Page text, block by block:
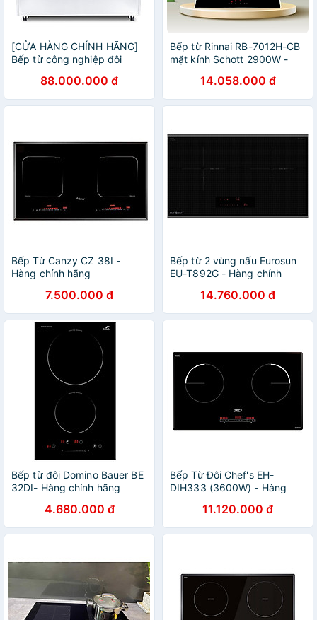
[CỬA HÀNG CHÍNH HÃNG]
Bếp từ công nghiệp đôi
88.000.000 đ
Bếp từ Rinnai RB-7012H-CB
mặt kính Schott 2900W -
14.058.000 đ
Bếp Từ Canzy CZ 38I -
Hàng chính hãng
7.500.000 đ
Bếp từ 2 vùng nấu Eurosun
EU-T892G - Hàng chính
14.760.000 đ
Bếp từ đôi Domino Bauer BE
32DI- Hàng chính hãng
4.680.000 đ
Bếp Từ Đôi Chef's EH-
DIH333 (3600W) - Hàng
11.120.000 đ